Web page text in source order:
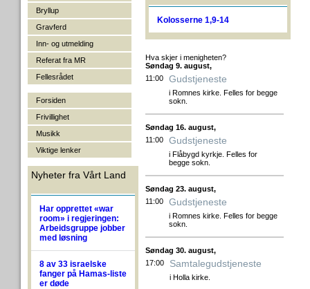
Bryllup
Gravferd
Inn- og utmelding
Referat fra MR
Fellesrådet
Forsiden
Frivillighet
Musikk
Viktige lenker
Nyheter fra Vårt Land
Har opprettet «war
room» i regjeringen:
Arbeidsgruppe jobber
med løsning
8 av 33 israelske
fanger på Hamas-liste
er døde
Kolosserne 1,9-14
Hva skjer i menigheten?
Søndag 9. august,
11:00
Gudstjeneste
i Romnes kirke. Felles for begge
sokn.
Søndag 16. august,
11:00
Gudstjeneste
i Flåbygd kyrkje. Felles for
begge sokn.
Søndag 23. august,
11:00
Gudstjeneste
i Romnes kirke. Felles for begge
sokn.
Søndag 30. august,
17:00
Samtalegudstjeneste
i Holla kirke.